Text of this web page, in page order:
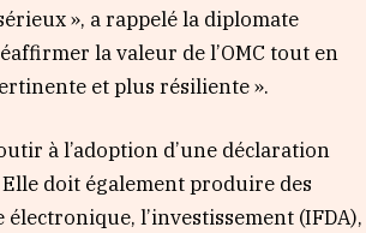
», a rappelé la diplomate
la valeur de l’OMC tout en
et plus résiliente ».
à l’adoption d’une déclaration
doit également produire des
l’investissement (IFDA),